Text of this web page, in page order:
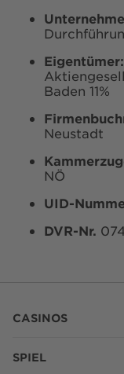
Eigentümer:
Baden 11%
Neustadt
NÖ
UID-
DVR-Nr.
CASINOS
SPIEL